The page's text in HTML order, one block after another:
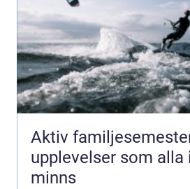
Aktiv
upplevelser som alla
minns